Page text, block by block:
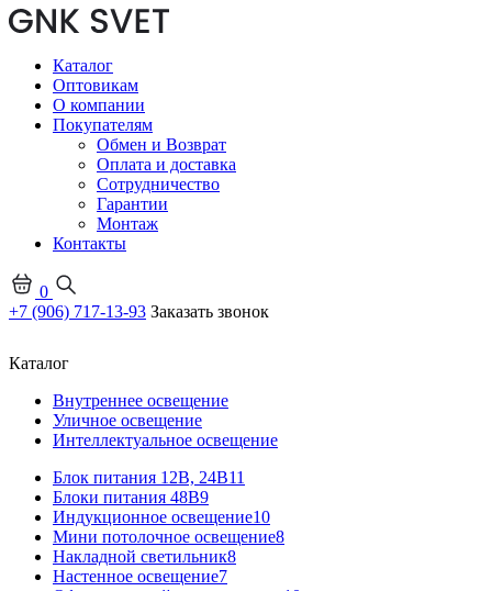
Каталог
Оптовикам
О компании
Покупателям
Обмен и Возврат
Оплата и доставка
Сотрудничество
Гарантии
Монтаж
Контакты
0
+7 (906) 717-13-93 Заказать звонок
Каталог
Внутреннее освещение
Уличное освещение
Интеллектуальное освещение
Блок питания 12В, 24В11
Блоки питания 48В9
Индукционное освещение10
Мини потолочное освещение8
Накладной светильник8
Настенное освещение7